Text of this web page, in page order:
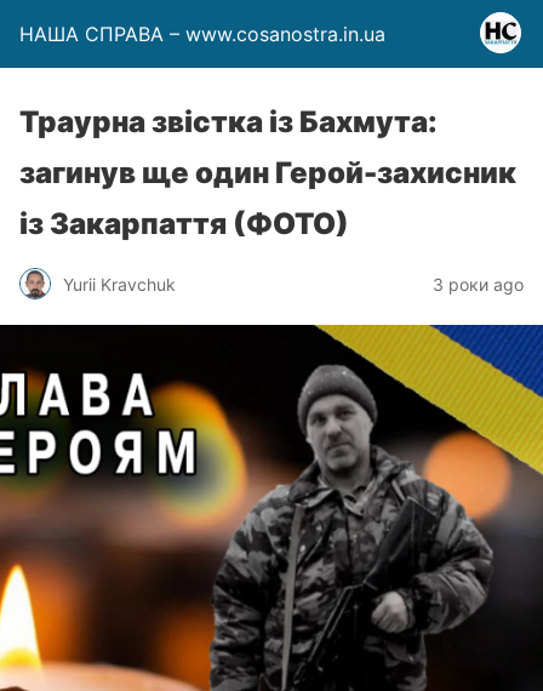
НАША СПРАВА – www.cosanostra.in.ua
Траурна звістка із Бахмута:
загинув ще один Герой-захисник
із Закарпаття (ФОТО)
Yurii Kravchuk 3 роки ago